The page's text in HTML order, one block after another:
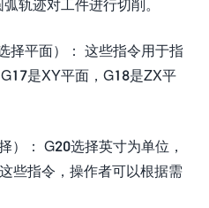
轨迹对工件进行切削。
择平面）： 这些指令用于指
是XY平面，G18是ZX平
）： G20选择英寸为单位，
些指令，操作者可以根据需